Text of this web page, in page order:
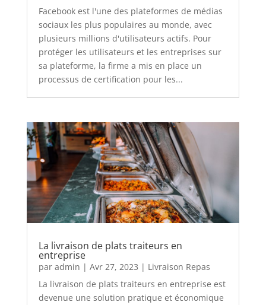
Facebook est l'une des plateformes de médias
sociaux les plus populaires au monde, avec
plusieurs millions d'utilisateurs actifs. Pour
protéger les utilisateurs et les entreprises sur
sa plateforme, la firme a mis en place un
processus de certification pour les...
La livraison de plats traiteurs en
entreprise
par admin | Avr 27, 2023 | Livraison Repas
La livraison de plats traiteurs en entreprise est
devenue une solution pratique et économique